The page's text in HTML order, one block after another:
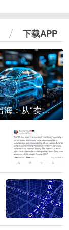
下载APP
中国汽车出海：从“卖出去”到“走进去”